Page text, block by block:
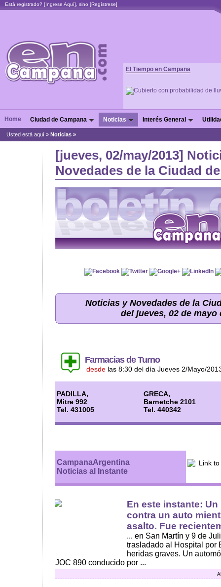
Está registrado? [Ingrese Aquí], sino [Regístrese]
El Tiempo en Campana
Home Ciudad de Campana Noticias Interés General
Usted está aquí » Noticias »
[jueves, 02/may/2013]
Novedades de la Ciudad
Noticias y Novedades de la
del jueves, 02 de mayo
Farmacias de Turno
desde las 8:30 del día Jueves 2/Mayo/
PADILLA,
Mitre 992
Tel. 431005
GRECA,
Barnetche 2101
Tel. 440342
CampanaArgentina
Noticias al Instante
En este instante:
contra un auto
asalto. Fue
... en San Martín y 9 de
trasladado al Hospital por
heridas graves. Un
JOC 890 conducido por ...